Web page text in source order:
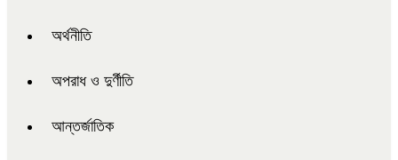
অর্থনীতি
অপরাধ ও দুর্ণীতি
আন্তর্জাতিক